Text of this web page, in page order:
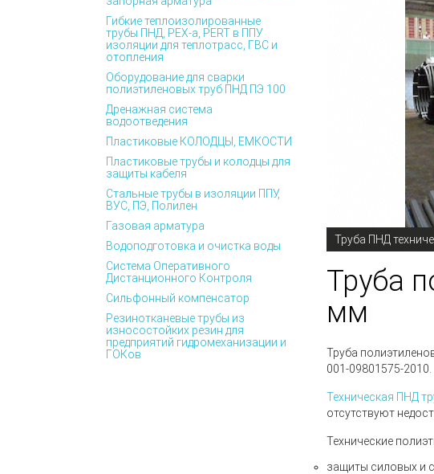
Труба ПНД
Труба
мм
Труба
001-09801575-2010
Техническая ПНД
отсутствуют
Технические
защиты силовых и
Гибкие теплоизолированные
трубы ПНД, PEX-а, PERT в ППУ
изоляции для теплотрасс, ГВС и
отопления
Оборудование для сварки
полиэтиленовых труб ПНД ПЭ 100
Дренажная система
водоотведения
Пластиковые КОЛОДЦЫ, ЕМКОСТИ
Пластиковые трубы и колодцы для
защиты кабеля
Стальные трубы в изоляции ППУ,
ВУС, ПЭ, Полилен
Газовая арматура
Водоподготовка и очистка воды
Система Оперативного
Дистанционного Контроля
Сильфонный компенсатор
Резинотканевые трубы из
износостойких резин для
предприятий гидромеханизации и
ГОКов